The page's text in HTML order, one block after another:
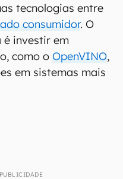
tecnologias entre
consumidor. O
investir em
como o OpenVINO,
em sistemas mais